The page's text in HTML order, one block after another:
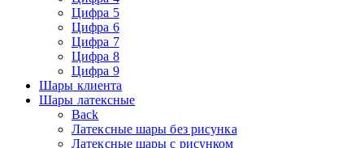
Цифра 5
Цифра 6
Цифра 7
Цифра 8
Цифра 9
Шары клиента
Шары латексные
Back
Латексные шары без рисунка
Латексные шары с рисунком